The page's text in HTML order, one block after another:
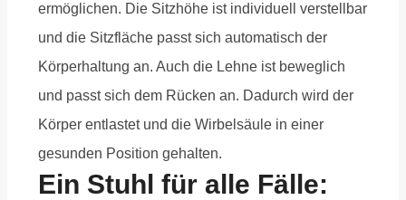
ermöglichen. Die Sitzhöhe ist individuell verstellbar
und die Sitzfläche passt sich automatisch der
Körperhaltung an. Auch die Lehne ist beweglich
und passt sich dem Rücken an. Dadurch wird der
Körper entlastet und die Wirbelsäule in einer
gesunden Position gehalten.
Ein Stuhl für alle Fälle: